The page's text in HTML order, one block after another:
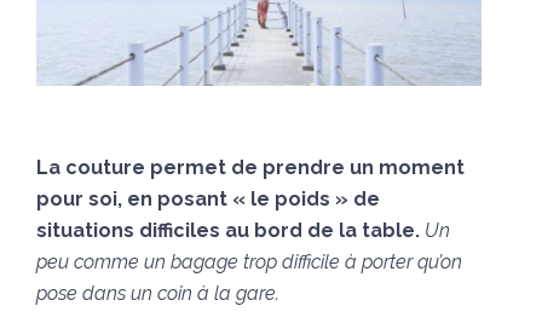
La couture permet de prendre un moment
pour soi, en posant « le poids » de
situations difficiles au bord de la table. Un
peu comme un bagage trop difficile à porter qu’on
pose dans un coin à la gare.